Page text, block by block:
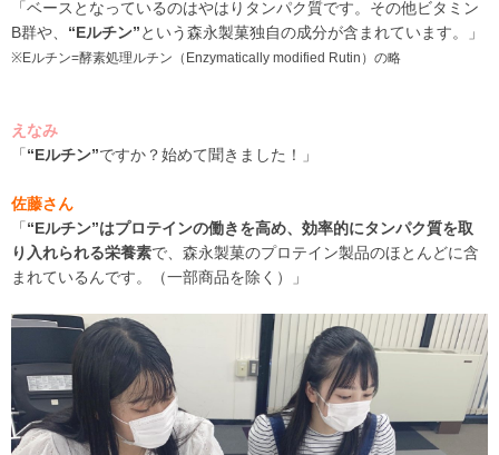
「ベースとなっているのはやはり タンパク質です。その他ビタミン
B群や、 “Eルチン”という森永製菓独自の成分が含まれています。」
※Eルチン=酵素処理ルチン（Enzymatically modified Rutin）の略
えなみ
「“Eルチン”ですか？始めて聞きました！」
佐藤さん
「“Eルチン”はプロテインの働きを高め、効率的にタンパク質を取
り入れられる栄養素で、森永製菓のプロテイン製品のほとんどに含
まれているんです。（一部商品を除く）」